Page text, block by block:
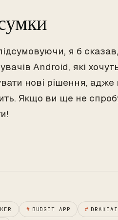
я б
Android, які
нові рішення,
Якщо ви ще не
# BUDGET APP # DRAKEAI